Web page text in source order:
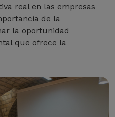
real en las empresas
de la
la oportunidad
que ofrece la